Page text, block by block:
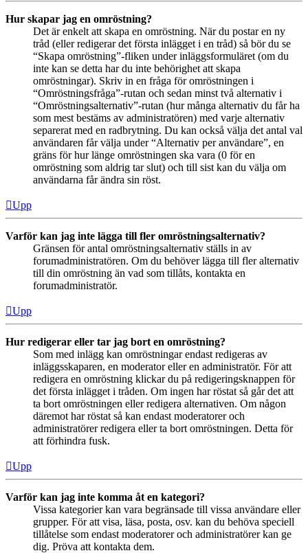
Hur skapar jag en omröstning?
Det är enkelt att skapa en omröstning. När du postar en ny
tråd (eller redigerar det första inlägget i en tråd) så bör du se
“Skapa omröstning”-fliken under inläggsformuläret (om du
inte kan se detta har du inte behörighet att skapa
omröstningar). Skriv in en fråga för omröstningen i
“Omröstningsfråga”-rutan och sedan minst två alternativ i
“Omröstningsalternativ”-rutan (hur många alternativ du får ha
som mest bestäms av administratören) med varje alternativ
separerat med en radbrytning. Du kan också välja det antal val
användaren får välja under “Alternativ per användare”, en
gräns för hur länge omröstningen ska vara (0 för en
omröstning som aldrig tar slut) och till sist kan du välja om
användarna får ändra sin röst.
Upp
Varför kan jag inte lägga till fler omröstningsalternativ?
Gränsen för antal omröstningsalternativ ställs in av
forumadministratören. Om du behöver lägga till fler alternativ
till din omröstning än vad som tillåts, kontakta en
forumadministratör.
Upp
Hur redigerar eller tar jag bort en omröstning?
Som med inlägg kan omröstningar endast redigeras av
inläggsskaparen, en moderator eller en administratör. För att
redigera en omröstning klickar du på redigeringsknappen för
det första inlägget i tråden. Om ingen har röstat så går det att
ta bort omröstningen eller redigera alternativen. Om någon
däremot har röstat så kan endast moderatorer och
administratörer redigera eller ta bort omröstningen. Detta för
att förhindra fusk.
Upp
Varför kan jag inte komma åt en kategori?
Vissa kategorier kan vara begränsade till vissa användare eller
grupper. För att visa, läsa, posta, osv. kan du behöva speciell
tillåtelse som endast moderatorer och administratörer kan ge
dig. Pröva att kontakta dem.